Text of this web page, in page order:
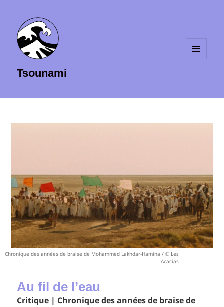
Tsounami
Chronique des années de braise de Mohammed Lakhdar-Hamina / © Les
Acacias
Au fil de l’eau
Critique | Chronique des années de braise de